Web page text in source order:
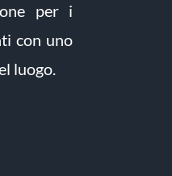
per i
con uno
luogo.